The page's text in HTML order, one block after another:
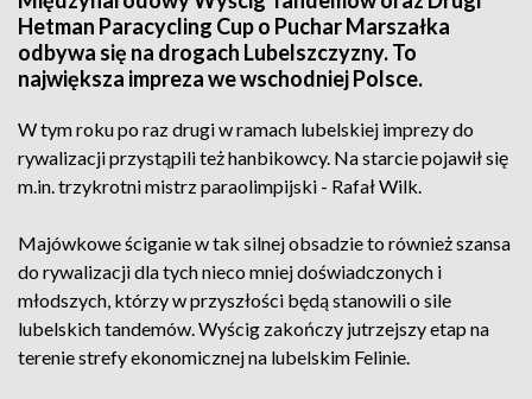
Hetman Paracycling Cup o Puchar Marszałka
odbywa się na drogach Lubelszczyzny. To
największa impreza we wschodniej Polsce.
W tym roku po raz drugi w ramach lubelskiej imprezy do
rywalizacji przystąpili też hanbikowcy. Na starcie pojawił się
m.in. trzykrotni mistrz paraolimpijski - Rafał Wilk.
Majówkowe ściganie w tak silnej obsadzie to również szansa
do rywalizacji dla tych nieco mniej doświadczonych i
młodszych, którzy w przyszłości będą stanowili o sile
lubelskich tandemów. Wyścig zakończy jutrzejszy etap na
terenie strefy ekonomicznej na lubelskim Felinie.